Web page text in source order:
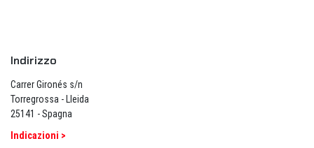
Indirizzo
Carrer Gironés s/n
Torregrossa - Lleida
25141 - Spagna
Indicazioni >